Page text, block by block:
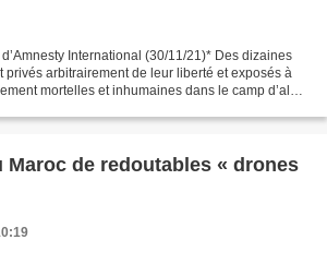
International (30/11/21)* Des dizaines
privés arbitrairement de leur liberté et exposés à
mortelles et inhumaines dans le camp d’al
Maroc de redoutables « drones